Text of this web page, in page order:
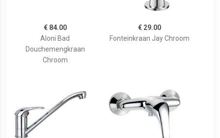
€ 84.00
Aloni Bad
Douchemengkraan
Chroom
€ 29.00
Fonteinkraan Jay Chroom